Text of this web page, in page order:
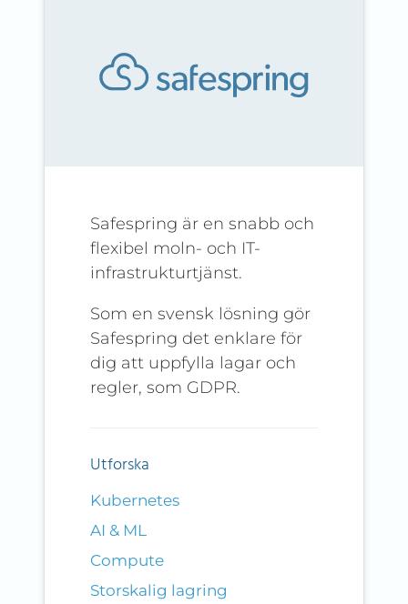
Safespring är en snabb och
flexibel moln- och IT-
infrastrukturtjänst.
Som en svensk lösning gör
Safespring det enklare för
dig att uppfylla lagar och
regler, som GDPR.
Utforska
Kubernetes
AI & ML
Compute
Storskalig lagring